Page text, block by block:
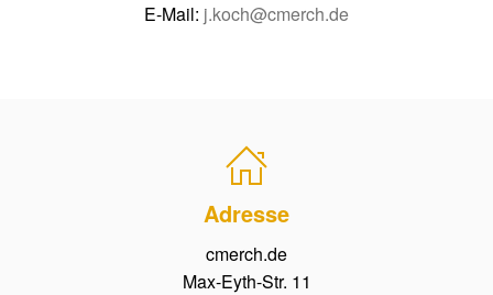
E-Mail: j.koch@cmerch.de
Adresse
cmerch.de
Max-Eyth-Str. 11